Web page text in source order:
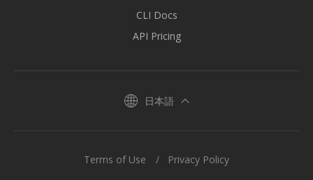
CLI Docs
API Pricing
日本語
Terms of Use Privacy Policy